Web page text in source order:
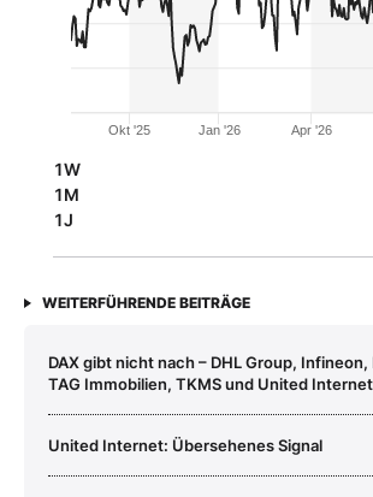
Okt '25 Jan '26 Apr '26
1W
1M
1J
WEITERFÜHRENDE BEITRÄGE
DAX gibt nicht nach – DHL Group, Infineon,
TAG Immobilien, TKMS und United
United Internet: Übersehenes Signal